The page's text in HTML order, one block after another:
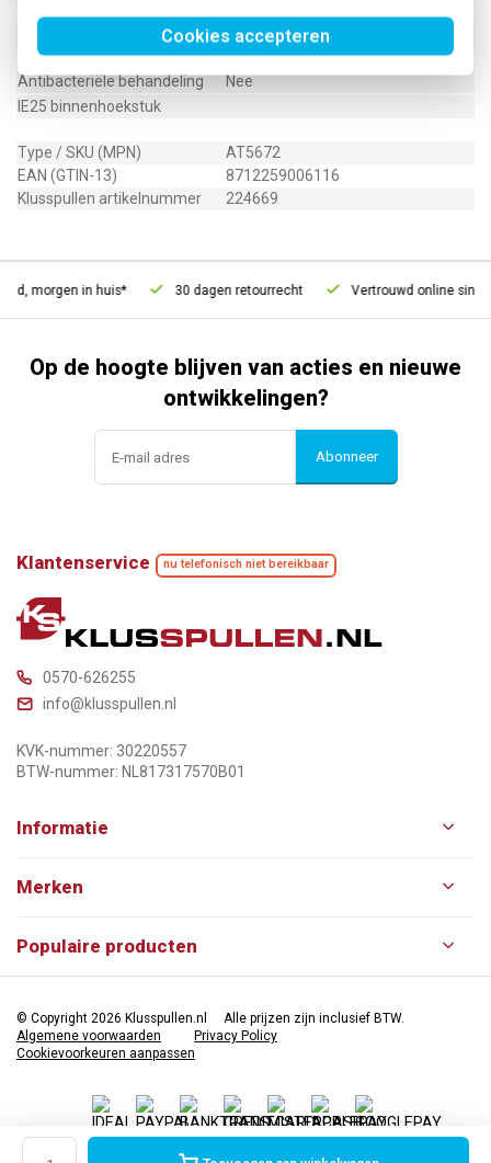
Cookies accepteren
Nee
Hoek
90 - 90 Hoekgraden
Antibacteriële behandeling
Nee
IE25 binnenhoekstuk
Type / SKU (MPN)
AT5672
EAN (GTIN-13)
8712259006116
Klusspullen artikelnummer
224669
morgen in huis* 30 dagen retourrecht Vertrouwd online sinds
Op de hoogte blijven van acties en nieuwe
ontwikkelingen?
Abonneer
Klantenservice nu telefonisch niet bereikbaar
0570-626255
info@klusspullen.nl
KVK-nummer: 30220557
BTW-nummer: NL817317570B01
Informatie
Merken
Populaire producten
© Copyright 2026 Klusspullen.nl
Alle prijzen zijn inclusief BTW.
Algemene voorwaarden
Privacy Policy
Cookievoorkeuren aanpassen